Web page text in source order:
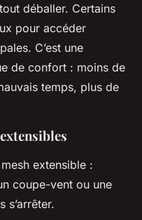
déballer. Certains
pour accéder
C’est une
de confort : moins de
temps, plus de
extensible :
coupe-vent ou une
s’arrêter.